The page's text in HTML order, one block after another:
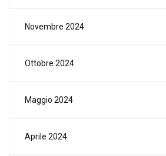
Novembre 2024
Ottobre 2024
Maggio 2024
Aprile 2024